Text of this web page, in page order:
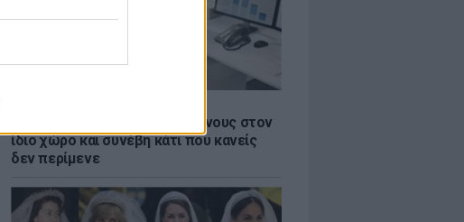
Έβαλαν όλους τους εργαζόμενους στον
ίδιο χώρο και συνέβη κάτι που κανείς
δεν περίμενε